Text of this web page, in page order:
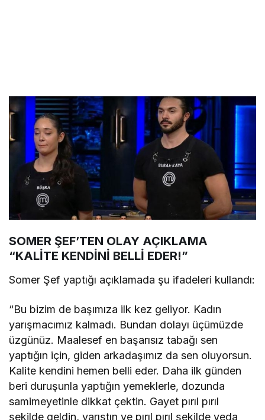
SOMER ŞEF’TEN OLAY AÇIKLAMA
“KALİTE KENDİNİ BELLİ EDER!”
Somer Şef yaptığı açıklamada şu ifadeleri kullandı:
“Bu bizim de başımıza ilk kez geliyor. Kadın
yarışmacımız kalmadı. Bundan dolayı üçümüzde
üzgünüz. Maalesef en başarısız tabağı sen
yaptığın için, giden arkadaşımız da sen oluyorsun.
Kalite kendini hemen belli eder. Daha ilk günden
beri duruşunla yaptığın yemeklerle, dozunda
samimeyetinle dikkat çektin. Gayet pırıl pırıl
şekilde geldin, yarıştın ve pırıl pırıl şekilde veda